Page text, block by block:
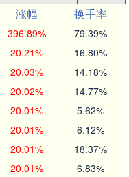
涨幅
换手率
396.89% 79.39%
20.21% 16.80%
20.03% 14.18%
20.02% 14.77%
20.01% 5.62%
20.01% 6.12%
20.01% 18.37%
20.01% 6.83%